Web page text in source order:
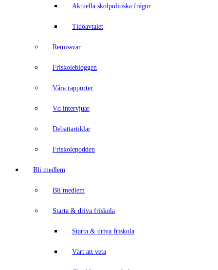
Aktuella skolpolitiska frågor
Tidöavtalet
Remissvar
Friskolebloggen
Våra rapporter
Vd intervjuar
Debattartiklar
Friskolepodden
Bli medlem
Bli medlem
Starta & driva friskola
Starta & driva friskola
Värt att veta